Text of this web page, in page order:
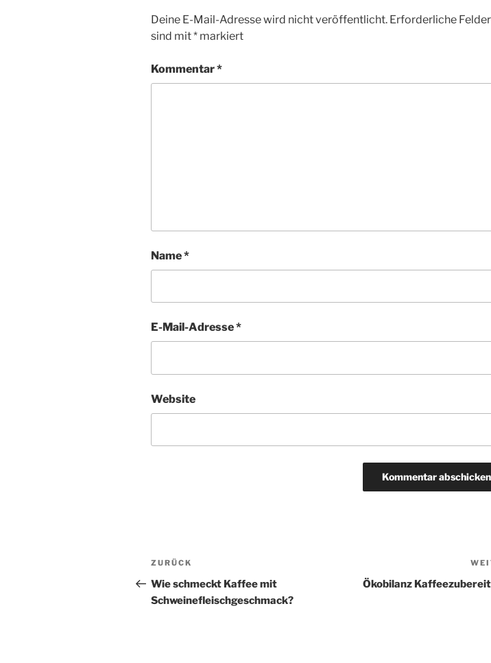
Deine E-Mail-Adresse wird nicht veröffentlicht. Erforderliche Felder
sind mit* markiert
Kommentar*
Name*
E-Mail-Adresse*
Website
e
r
n
Beitragsnavigation
Vorheriger
Beitrag
ZURÜCK
Wie schmeckt Kaffee mit
Schweinefleischgeschmack?
Ökobilanz